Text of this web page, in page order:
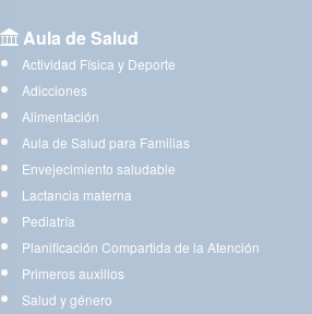
Aula de Salud
Actividad Física y Deporte
Adicciones
Alimentación
Aula de Salud para Familias
Envejecimiento saludable
Lactancia materna
Pediatría
Planificación Compartida de la Atención
Primeros auxilios
Salud y género